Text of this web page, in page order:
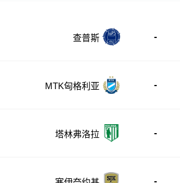
查普斯 -
MTK匈格利亚 -
塔林弗洛拉 -
-